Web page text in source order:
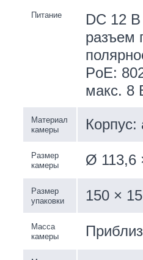
Питание
DC 12
разъем
PoE:
макс. 8
Материал
камеры
Размер
камеры
Ø
Размер
упаковки
150 ×
Масса
камеры